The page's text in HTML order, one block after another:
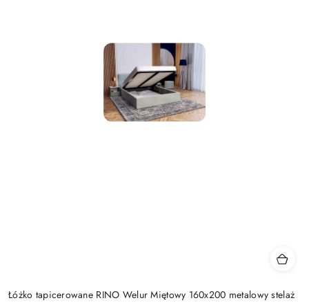
Łóżko tapicerowane RINO Welur Miętowy 160x200 metalowy stelaż